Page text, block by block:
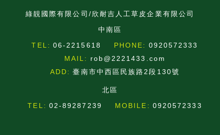
綠靚國際有限公司/欣耐吉人工草皮企業有限公司
中南區
TEL: 06-2215618 PHONE: 0920572333
MAIL:
rob@2221433.com
ADD: 臺南市中西區民族路2段130號
北區
TEL: 02-89287239 MOBILE: 0920572333